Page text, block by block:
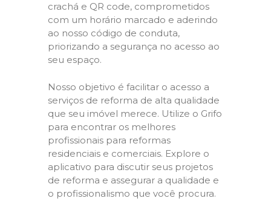
crachá e QR code, comprometidos
com um horário marcado e aderindo
ao nosso código de conduta,
priorizando a segurança no acesso ao
seu espaço.
Nosso objetivo é facilitar o acesso a
serviços de reforma de alta qualidade
que seu imóvel merece. Utilize o Grifo
para encontrar os melhores
profissionais para reformas
residenciais e comerciais. Explore o
aplicativo para discutir seus projetos
de reforma e assegurar a qualidade e
o profissionalismo que você procura.